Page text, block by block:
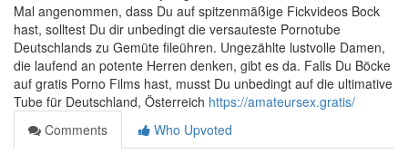
Mal angenommen, dass Du auf spitzenmäßige Fickvideos Bock
hast, solltest Du dir unbedingt die versauteste Pornotube
Deutschlands zu Gemüte fileühren. Ungezählte lustvolle Damen,
die laufend an potente Herren denken, gibt es da. Falls Du Böcke
auf gratis Porno Films hast, musst Du unbedingt auf die ultimative
Tube für Deutschland, Österreich https://amateursex.gratis/
Comments
Who Upvoted